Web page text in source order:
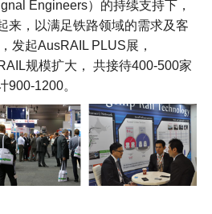
Engineers）的持续支持下，
来，以满足铁路领域的需求及客
发起AusRAIL PLUS展，
规模扩大， 共接待400-500家
900-1200。